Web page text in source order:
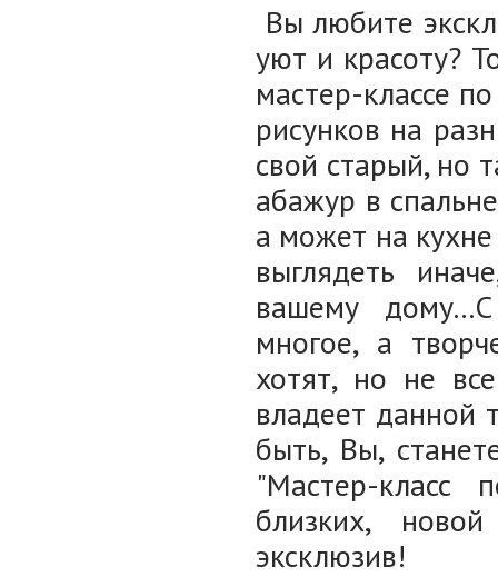
Вы любите
уют и красоту?
мастер-классе
рисунков на
свой старый, но
абажур в
а может на
выглядеть
вашему
многое, а
хотят, но не
владеет данной
быть, Вы,
"Мастер-класс
близких,
эксклюзив!